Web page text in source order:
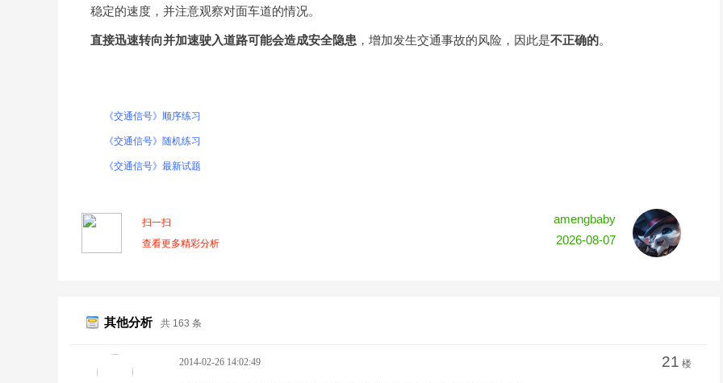
稳定的速度，并注意观察对面车道的情况。
直接迅速转向并加速驶入道路可能会造成安全隐患 ，增加发生交通事故的风险，因此是不正确的。
《交通信号》顺序练习
《交通信号》随机练习
《交通信号》最新试题
扫一扫
查看更多精彩分析
amengbaby
2026-08-07
其他分析 共 163 条
2014-02-26 14:02:49 21 楼